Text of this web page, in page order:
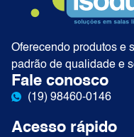
Oferecendo produtos e
padrão de qualidade e
Fale conosco
(19) 98460-0146
Acesso rápido